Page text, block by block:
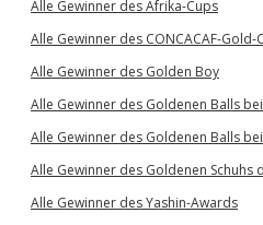
Alle Gewinner des Afrika-Cups
Alle Gewinner des CONCACAF-Gold-
Alle Gewinner des Golden Boy
Alle Gewinner des Goldenen Balls
Alle Gewinner des Goldenen Balls
Alle Gewinner des Goldenen Schuhs
Alle Gewinner des Yashin-Awards